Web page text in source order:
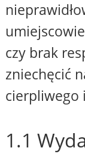
czy brak
zniechęcić
cierpliwego
1.1